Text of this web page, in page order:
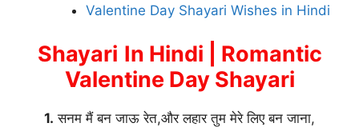
Valentine Day Shayari Wishes in Hindi
Shayari In Hindi | Romantic
Valentine Day Shayari
1. सनम मैं बन जाऊ रेत,और लहार तुम मेरे लिए बन जाना,